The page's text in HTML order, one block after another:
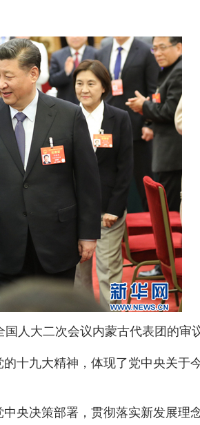
人大二次会议内蒙古代表团的审
九大精神，体现了党中央关于
决策部署，贯彻落实新发展理